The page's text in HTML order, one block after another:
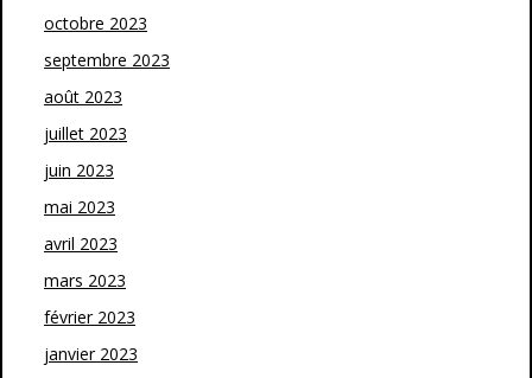
octobre 2023
septembre 2023
août 2023
juillet 2023
juin 2023
mai 2023
avril 2023
mars 2023
février 2023
janvier 2023